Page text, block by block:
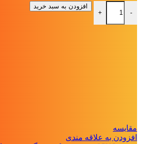
-
آیکن های ارزهای دیجیتال با فرمت ICNS عدد
+
افزودن به سبد خرید
مقايسه
افزودن به علاقه مندی